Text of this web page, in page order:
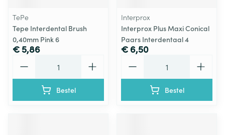
TePe
Tepe Interdental Brush
0,40mm Pink 6
€ 5,86
Bestel
Interprox
Interprox Plus Maxi Conical
Paars Interdentaal 4
€ 6,50
Bestel